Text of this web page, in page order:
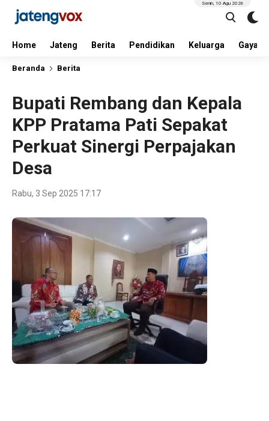
Home Jateng Berita Pendidikan Keluarga Gaya
Senin, 10 Agu 2026
Beranda Berita
Bupati Rembang dan Kepala
KPP Pratama Pati Sepakat
Perkuat Sinergi Perpajakan
Desa
Rabu, 3 Sep 2025 17:17